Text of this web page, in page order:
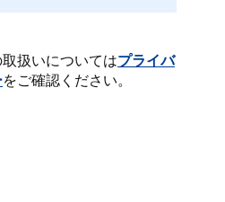
扱いについてはプライバ
をご確認ください。